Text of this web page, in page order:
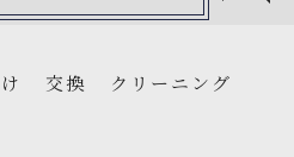
交換
クリーニング